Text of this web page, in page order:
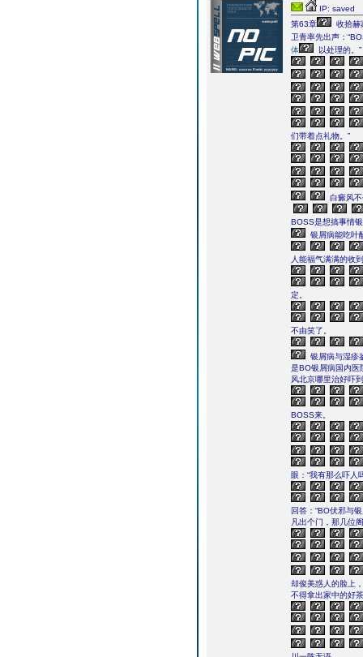
IP: saved
第63章
收拾赫
卫青率先出声：
体
以处理的。”
们带着点礼物。”
白癜风
BOSS是想搞事情
银屑病能吃叶
人能福气满满的收
定。
不由笑了。
银屑病与湿疹
是BO银屑病国内医
风北京哪里治好吓
BOSS来。
眼：“我有那么吓人
回答：“BO伏邪与
凡出个门，那几位
却俊美惑人的脸上
不得拿出家中的好